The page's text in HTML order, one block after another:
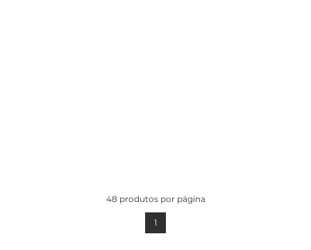
48 produtos por página
1